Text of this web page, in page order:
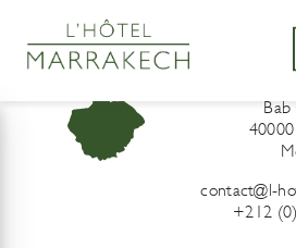
contact@l-
+212